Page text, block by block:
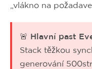
„vlákno na
🚨 Hlavní past
Stack těžkou
generování